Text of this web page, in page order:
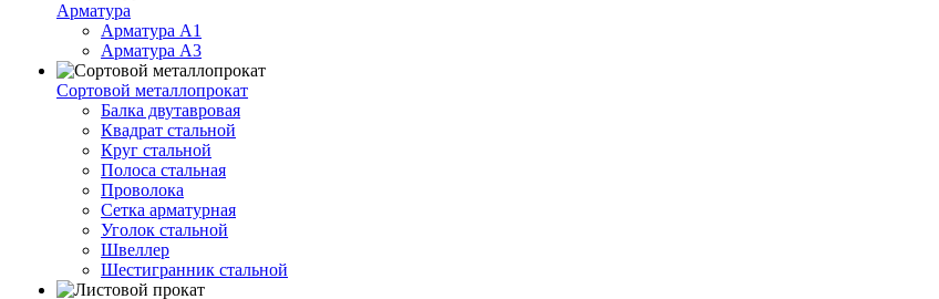
Арматура
Арматура A1
Арматура А3
Сортовой металлопрокат
Балка двутавровая
Квадрат стальной
Круг стальной
Полоса стальная
Проволока
Сетка арматурная
Уголок стальной
Швеллер
Шестигранник стальной